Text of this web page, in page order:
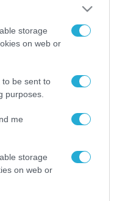
storage
on web or
to be sent to
purposes.
me
storage
on web or